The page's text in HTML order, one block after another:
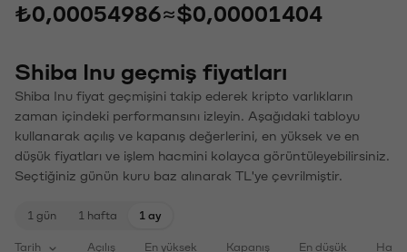
₺0,00054986≈$0,00001404
Shiba Inu geçmiş fiyatları
Shiba Inu fiyat geçmişini takip ederek kripto varlıkların
zaman içindeki performansını izleyin. Aşağıdaki tabloyu
kullanarak açılış ve kapanış değerlerini, en yüksek ve en
düşük fiyatları ve işlem hacmini kolayca görüntüleyebilirsiniz.
Seçtiğiniz günün kuru baz alınarak TL'ye çevrilmiştir.
1 gün 1 hafta 1 ay
Tarih Açılış En yüksek Kapanış En düşük